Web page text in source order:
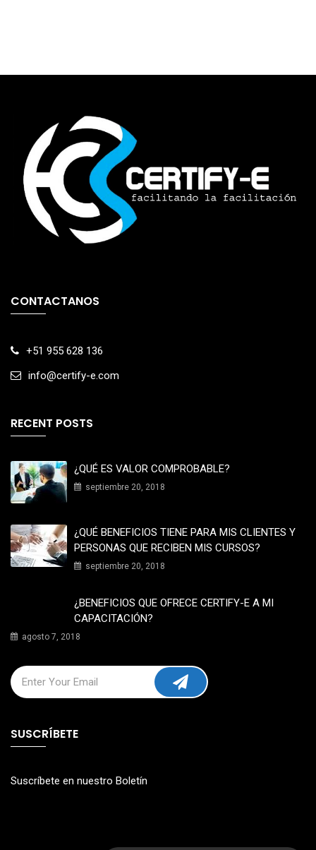
CONTACTANOS
+51 955 628 136
info@certify-e.com
RECENT POSTS
¿QUÉ ES VALOR COMPROBABLE?
septiembre 20, 2018
¿QUÉ BENEFICIOS TIENE PARA MIS CLIENTES Y
PERSONAS QUE RECIBEN MIS CURSOS?
septiembre 20, 2018
¿BENEFICIOS QUE OFRECE CERTIFY-E A MI
CAPACITACIÓN?
agosto 7, 2018
SUSCRÍBETE
Suscríbete en nuestro Boletín